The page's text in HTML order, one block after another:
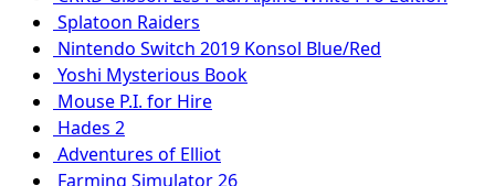
Splatoon Raiders
Nintendo Switch 2019 Konsol Blue/Red
Yoshi Mysterious Book
Mouse P.I. for Hire
Hades 2
Adventures of Elliot
Farming Simulator 26